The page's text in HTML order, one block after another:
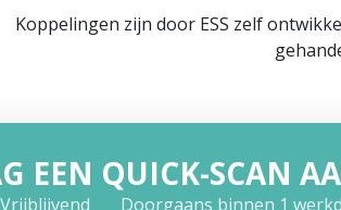
Koppelingen zijn door ESS zelf
EEN QUICK-SCAN
Vrijblijvend Doorgaans binnen 1